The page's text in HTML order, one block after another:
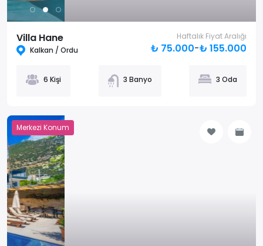
Villa Hane
Kalkan / Ordu
Haftalık Fiyat Aralığı
₺ 75.000-₺ 155.000
6 Kişi 3 Banyo 3 Oda
Merkezi Konum